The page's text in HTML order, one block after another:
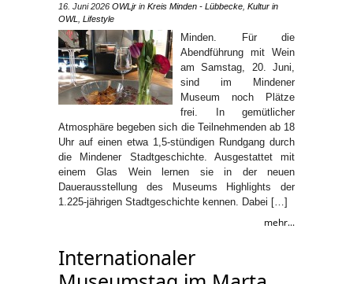
16. Juni 2026 OWLjr in Kreis Minden - Lübbecke Kultur in
OWL
Lifestyle
Minden. Für die
Abendführung mit Wein
am Samstag, 20. Juni,
sind im Mindener
Museum noch Plätze
frei. In gemütlicher
Atmosphäre begeben sich die Teilnehmenden ab 18
Uhr auf einen etwa 1,5-stündigen Rundgang durch
die Mindener Stadtgeschichte. Ausgestattet mit
einem Glas Wein lernen sie in der neuen
Dauerausstellung des Museums Highlights der
1.225-jährigen Stadtgeschichte kennen. Dabei […]
mehr...
Internationaler